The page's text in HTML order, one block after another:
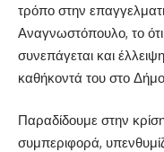
τρόπο στην
Αναγνωστόπουλο, το
συνεπάγεται και
καθήκοντά του στο
Παραδίδουμε στην
συμπεριφορά,